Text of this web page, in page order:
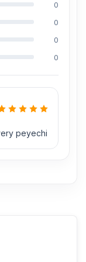
0
0
0
0
peyechi